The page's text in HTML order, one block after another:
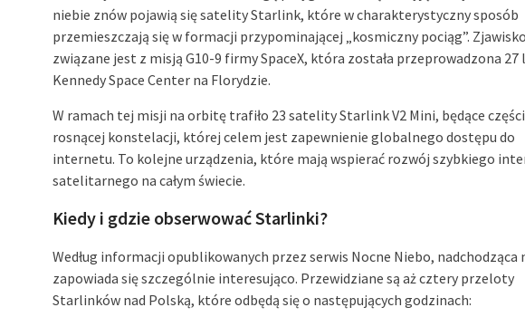
niebie znów pojawią się satelity Starlink, które w charakterystyczny sposób
przemieszczają się w formacji przypominającej „kosmiczny pociąg”.
związane jest z misją G10-9 firmy SpaceX, która została przeprowadzona 27
Kennedy Space Center na Florydzie.
W ramach tej misji na orbitę trafiło 23 satelity Starlink V2 Mini, będące
rosnącej konstelacji, której celem jest zapewnienie globalnego dostępu do
internetu. To kolejne urządzenia, które mają wspierać rozwój szybkiego
satelitarnego na całym świecie.
Kiedy i gdzie obserwować Starlinki?
Według informacji opublikowanych przez serwis Nocne Niebo, nadchodząca
zapowiada się szczególnie interesująco. Przewidziane są aż cztery przeloty
Starlinków nad Polską, które odbędą się o następujących godzinach: